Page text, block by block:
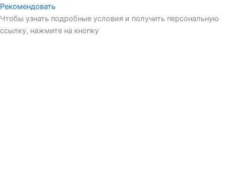
Рекомендовать
Чтобы узнать подробные условия и получить персональную
ссылку, нажмите на кнопку